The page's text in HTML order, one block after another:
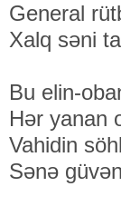
General
Xalq səni
Bu elin-
Hər yanan
Vahidin
Sənə